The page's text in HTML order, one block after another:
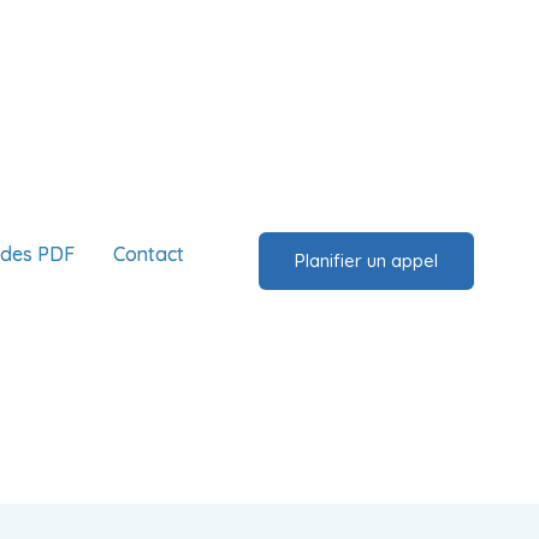
PDF Contact Planifier un appel